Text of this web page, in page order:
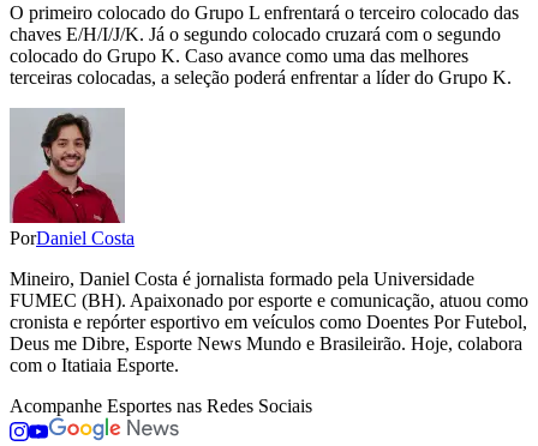
O primeiro colocado do Grupo L enfrentará o terceiro colocado das
chaves E/H/I/J/K. Já o segundo colocado cruzará com o segundo
colocado do Grupo K. Caso avance como uma das melhores
terceiras colocadas, a seleção poderá enfrentar a líder do Grupo K.
PorDaniel Costa
Mineiro, Daniel Costa é jornalista formado pela Universidade
FUMEC (BH). Apaixonado por esporte e comunicação, atuou como
cronista e repórter esportivo em veículos como Doentes Por Futebol,
Deus me Dibre, Esporte News Mundo e Brasileirão. Hoje, colabora
com o Itatiaia Esporte.
Acompanhe Esportes nas Redes Sociais